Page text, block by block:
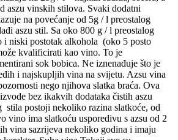
aszu vinskih stilova. Svaki dodatni
na povećanje od 5g / l preostalog
aszu stil. Sa oko 800 g / l preostalog
i niski postotak alkohola (oko 5 posto
kvalificirati kao vino. To je
sok bobica. Ne iznenađuje što je
i najskupljih vina na svijetu. Azsu vina
nego njihova slatka braća. Ova
bez ikakvih dodataka čistih aszu
stila postoji nekoliko razina slatkoće, od
vino ima slatkoću usporedivu s azsu od 2
vina sazrijeva nekoliko godina i imaju